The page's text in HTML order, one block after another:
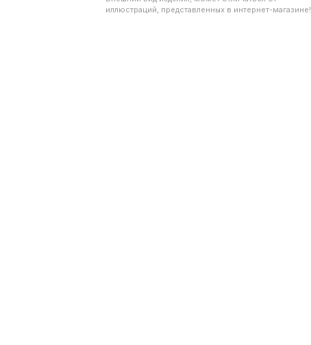
иллюстраций, представленных в интернет-магазине!